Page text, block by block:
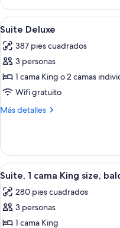
triple
Deluxe
Abrir
todas
las
fotos
de
Suite
Deluxe
9
Suite Deluxe
387 pies cuadrados
3 personas
1 cama King o 2 camas
Wifi gratuito
Más detalles
Más
Deluxe
Abrir
todas
las
fotos
de
7
Suite, 1 cama King size,
280 pies cuadrados
3 personas
1 cama King